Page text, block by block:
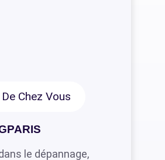
Chez Vous
le dépannage,